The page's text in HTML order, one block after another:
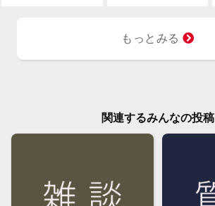
もっとみる
関連するみんなの投稿